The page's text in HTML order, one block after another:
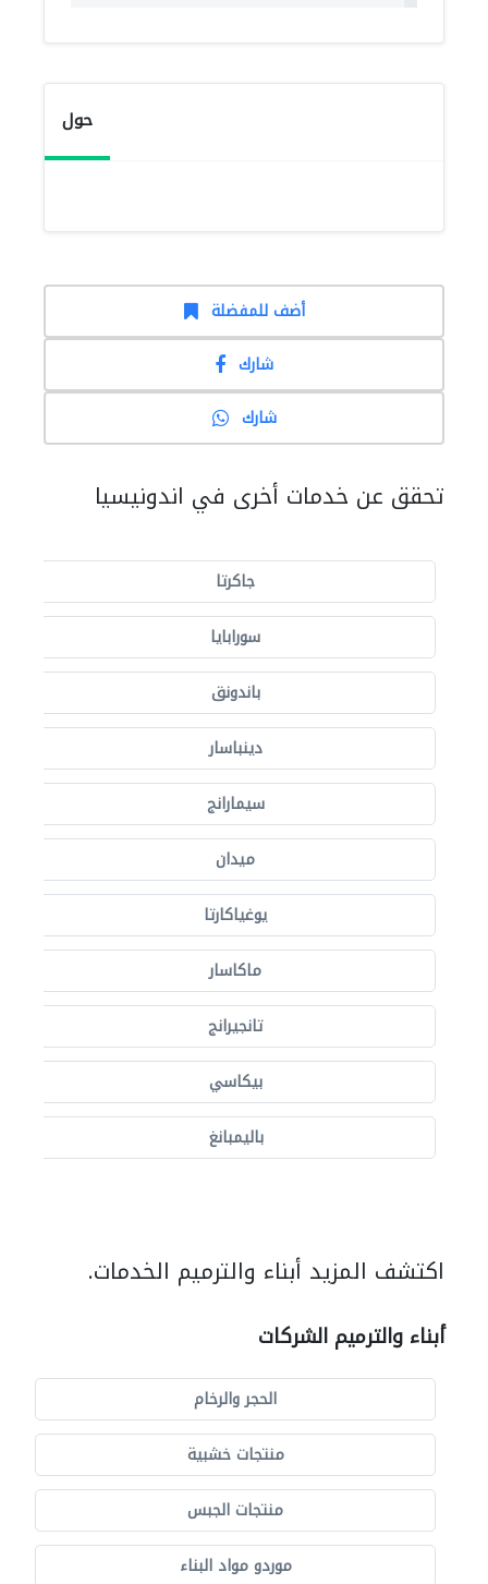
حول
أضف للمفضلة
شارك
شارك
تحقق عن خدمات أخرى في اندونيسيا
جاكرتا
سورابايا
باندونق
دينباسار
سيمارانج
ميدان
يوغياكارتا
ماكاسار
تانجيرانج
بيكاسي
باليمبانغ
اكتشف المزيد أبناء والترميم الخدمات.
أبناء والترميم الشركات
الحجر والرخام
منتجات خشبية
منتجات الجبس
موردو مواد البناء